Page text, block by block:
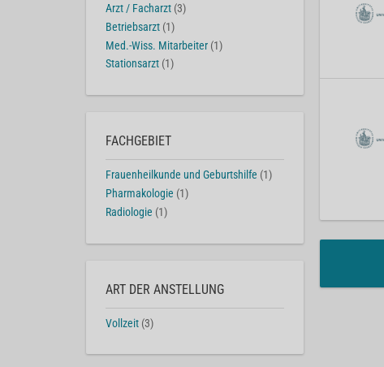
Arzt / Facharzt (3)
Betriebsarzt (1)
Med.-Wiss. Mitarbeiter (1)
Stationsarzt (1)
FACHGEBIET
Frauenheilkunde und Geburtshilfe (1)
Pharmakologie (1)
Radiologie (1)
ART DER ANSTELLUNG
Vollzeit (3)